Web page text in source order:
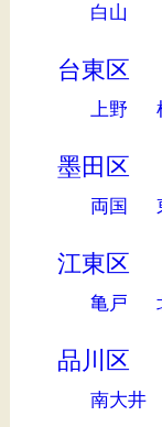
白山
台東区
上野
墨田区
両国
江東区
亀戸
品川区
南大井